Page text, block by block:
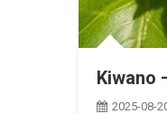
Kiwano
2025-08-